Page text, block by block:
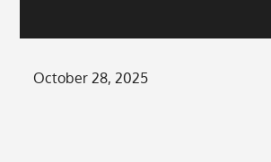
Posted
October 28, 2025